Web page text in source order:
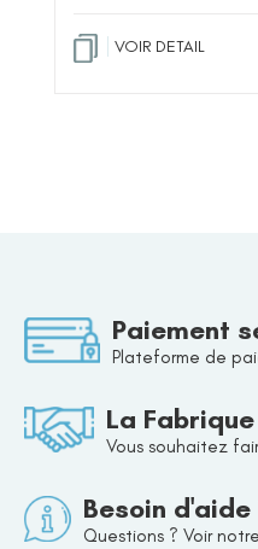
VOIR DETAIL
Paiement
Plateforme de
La
Vous souhaitez
Besoin d'aide
Questions ? Voir